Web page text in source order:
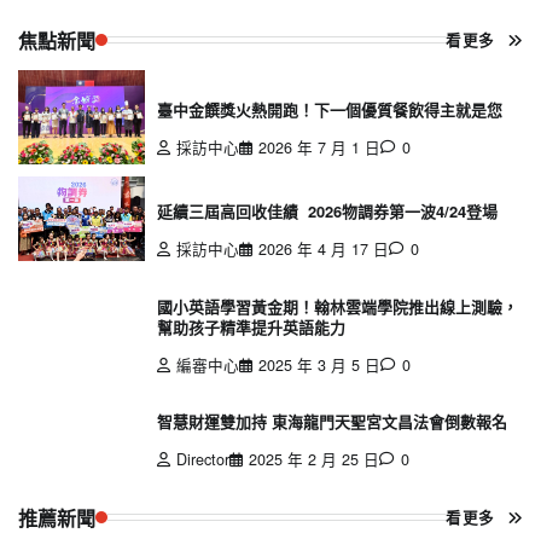
焦點新聞 看更多
臺中金饌獎火熱開跑！下一個優質餐飲得主就是您
採訪中心
2026 年 7 月 1 日 0
延續三屆高回收佳績 2026物調券第一波4/24登場
採訪中心
2026 年 4 月 17 日 0
國小英語學習黃金期！翰林雲端學院推出線上測驗，
幫助孩子精準提升英語能力
編審中心
2025 年 3 月 5 日 0
智慧財運雙加持 東海龍門天聖宮文昌法會倒數報名
Director
2025 年 2 月 25 日 0
推薦新聞 看更多